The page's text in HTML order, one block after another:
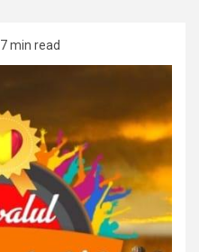
7 min read